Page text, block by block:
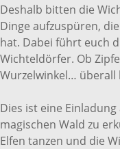
Deshalb bitten die
Dinge aufzuspüren,
hat. Dabei führt euch
Wichteldörfer. Ob
Wurzelwinkel… überall
Dies ist eine
magischen Wald zu
Elfen tanzen und die